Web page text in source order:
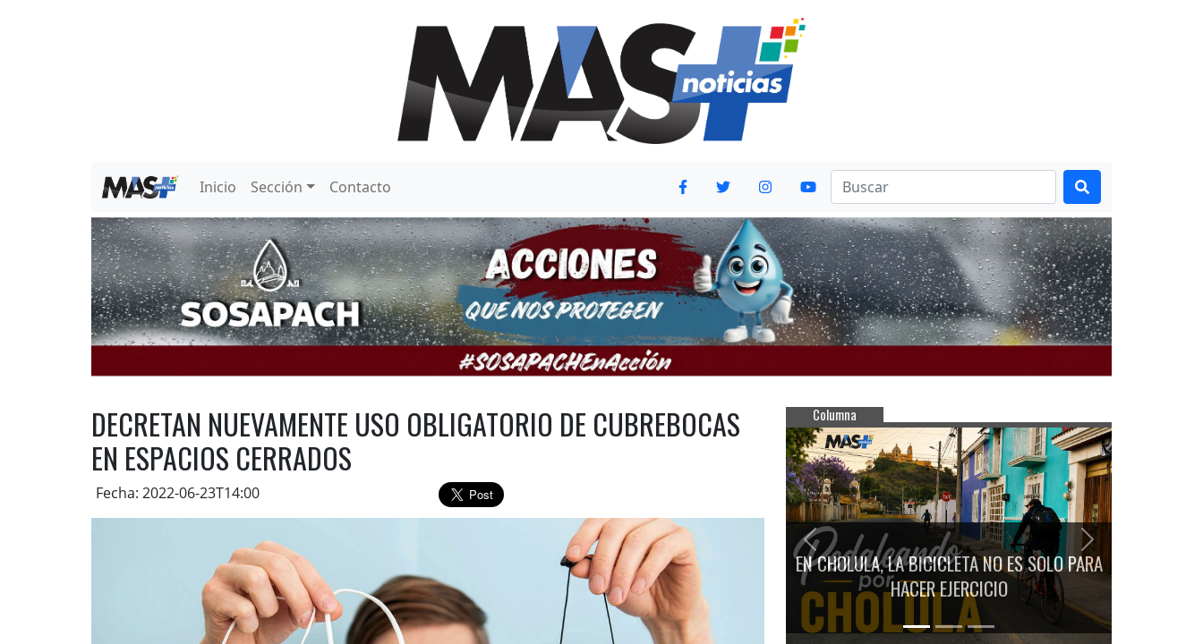
Inicio Sección Contacto
DECRETAN NUEVAMENTE USO OBLIGATORIO DE CUBREBOCAS
EN ESPACIOS CERRADOS
Fecha: 2022-06-23T14:00
Columna
EN CHOLULA, LA BICICLETA NO ES SOLO PARA
HACER EJERCICIO
Previous Next